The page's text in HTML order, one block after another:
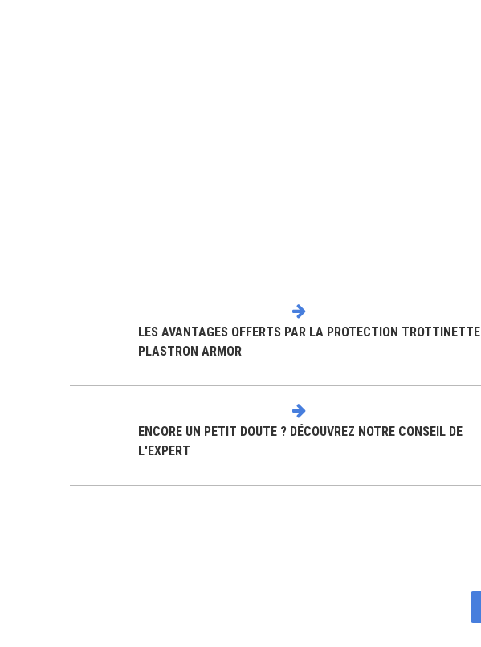
LES AVANTAGES OFFERTS PAR LA PROTECTION TROTTINETTE
PLASTRON ARMOR
ENCORE UN PETIT DOUTE ? DÉCOUVREZ NOTRE CONSEIL DE
L'EXPERT